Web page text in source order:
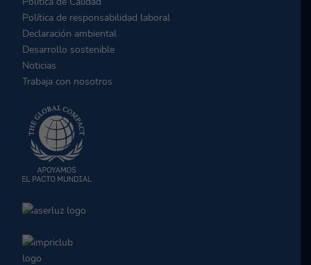
Política de responsabilidad laboral
Declaración ambiental
Desarrollo sostenible
Noticias
Trabaja con nosotros